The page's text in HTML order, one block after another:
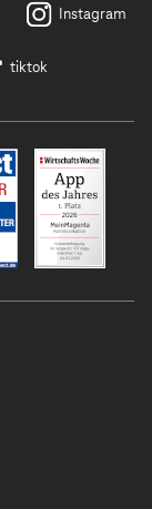
Instagram
tiktok